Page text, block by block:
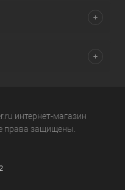
интернет-магазин
права защищены.